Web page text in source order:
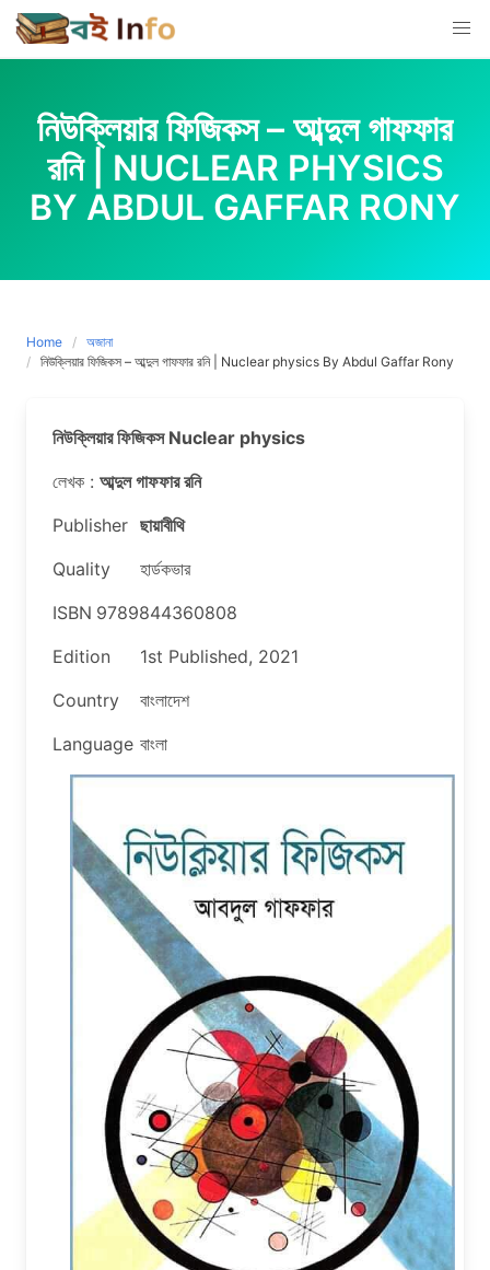
Skip
to
content
নিউক্লিয়ার ফিজিকস – আব্দুল গাফফার
রনি | NUCLEAR PHYSICS
BY ABDUL GAFFAR RONY
Home
অজানা
নিউক্লিয়ার ফিজিকস – আব্দুল গাফফার রনি | Nuclear physics By Abdul Gaffar Rony
নিউক্লিয়ার ফিজিকস Nuclear physics
লেখক : আব্দুল গাফফার রনি
Publisher ছায়াবীথি
Quality
হার্ডকভার
ISBN 9789844360808
Edition
1st Published, 2021
Country
বাংলাদেশ
Language বাংলা